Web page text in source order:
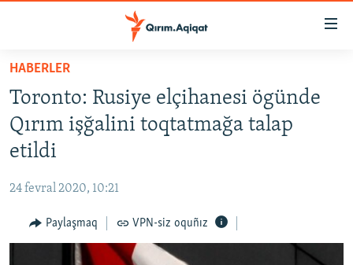
Esas
qaytmaq
Baş
navigatsiyağa
qaytmaq
Qıdıruvğa
İQTİSADİYAT
MEDENİYET
İNSAN AQLARI
HABERLER
Toronto: Rusiye elçihanesi ögünde
Qırım işğalini toqtatmağa talap
etildi
24 fevral 2020, 10:21
Paylaşmaq VPN-siz oquñız